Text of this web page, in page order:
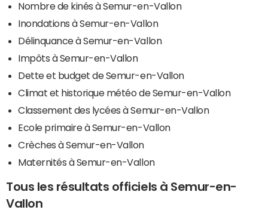
Nombre de kinés à Semur-en-Vallon
Inondations à Semur-en-Vallon
Délinquance à Semur-en-Vallon
Impôts à Semur-en-Vallon
Dette et budget de Semur-en-Vallon
Climat et historique météo de Semur-en-Vallon
Classement des lycées à Semur-en-Vallon
Ecole primaire à Semur-en-Vallon
Crèches à Semur-en-Vallon
Maternités à Semur-en-Vallon
Tous les résultats officiels à Semur-en-
Vallon